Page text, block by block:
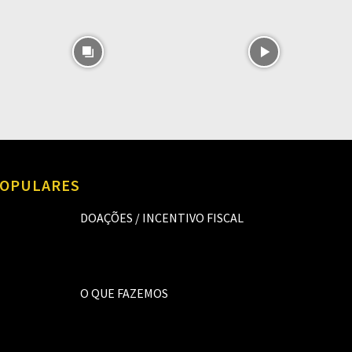
DOAÇÕES / INCENTIVO FISCAL
O QUE FAZEMOS